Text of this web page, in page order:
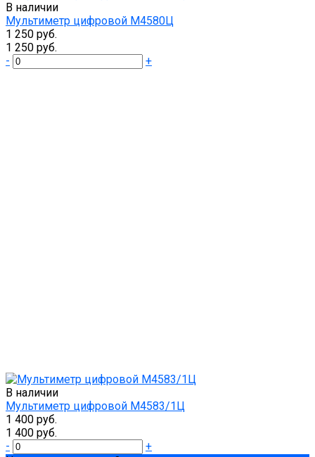
В наличии
Мультиметр цифровой М4580Ц
1 250 руб.
1 250 руб.
-
+
В наличии
Мультиметр цифровой М4583/1Ц
1 400 руб.
1 400 руб.
-
+